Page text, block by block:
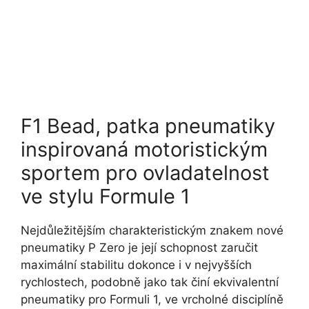
F1 Bead, patka pneumatiky
inspirovaná motoristickým
sportem pro ovladatelnost
ve stylu Formule 1
Nejdůležitějším charakteristickým znakem nové
pneumatiky P Zero je její schopnost zaručit
maximální stabilitu dokonce i v nejvyšších
rychlostech, podobně jako tak činí ekvivalentní
pneumatiky pro Formuli 1, ve vrcholné disciplíně